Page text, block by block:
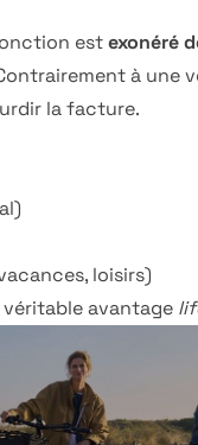
estexonéré
à une
la facture.
loisirs)
avantage